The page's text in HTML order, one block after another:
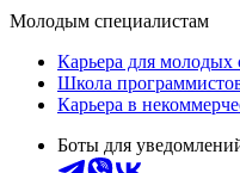
Молодым специалистам
Карьера для молодых
Школа
Карьера в
Боты для